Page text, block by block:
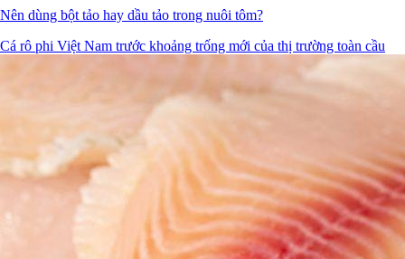
Nên dùng bột tảo hay dầu tảo trong nuôi tôm?
Cá rô phi Việt Nam trước khoảng trống mới của thị trường toàn cầu